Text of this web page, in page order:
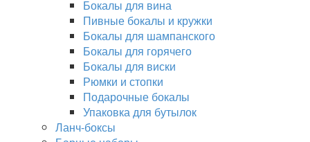
Бокалы для вина
Пивные бокалы и кружки
Бокалы для шампанского
Бокалы для горячего
Бокалы для виски
Рюмки и стопки
Подарочные бокалы
Упаковка для бутылок
Ланч-боксы